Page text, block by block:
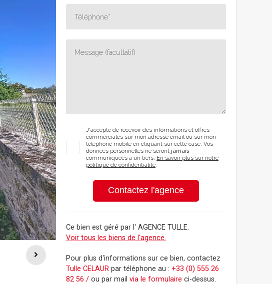
J'accepte de recevoir des informations et offres
commerciales sur mon adresse email ou sur mon
téléphone mobile en cliquant sur cette case. Vos
données personnelles ne seront jamais
communiquées à un tiers. En savoir plus sur notre
politique de confidentialité.
Contactez l'agence
Ce bien est géré par l' AGENCE TULLE.
Voir tous les biens de l'agence.
Pour plus d'informations sur ce bien, contactez
Tulle CELAUR par téléphone au : +33 (0) 555 26
82 56 / ou par mail via le formulaire ci-dessus.